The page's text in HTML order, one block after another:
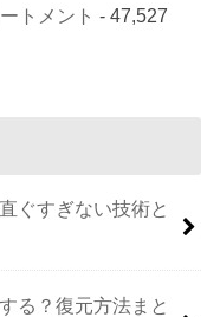
トメント - 47,527
ぐすぎない技術と
る？復元方法まと